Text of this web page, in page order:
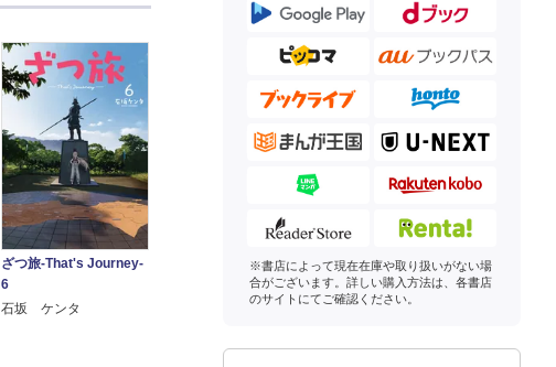
ざつ旅-That's Journey-
6
石坂 ケンタ
※書店によって現在在庫や取り扱いがない場
合がございます。詳しい購入方法は、各書店
のサイトにてご確認ください。